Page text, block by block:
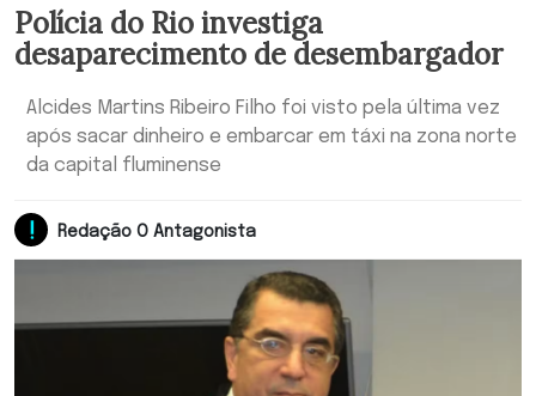
Polícia do Rio investiga
desaparecimento de desembargador
Alcides Martins Ribeiro Filho foi visto pela última vez
após sacar dinheiro e embarcar em táxi na zona norte
da capital fluminense
Redação O Antagonista